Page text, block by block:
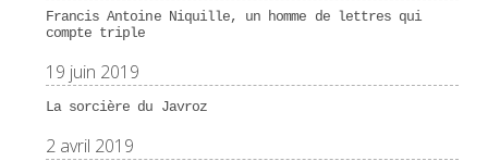
Francis Antoine Niquille, un homme de lettres qui
compte triple
19 juin 2019
La sorcière du Javroz
2 avril 2019